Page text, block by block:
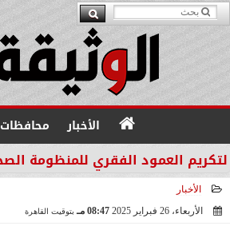
الأخبار محافظات
الفقري للمنظومة الصحية؟
الأخبار
الأربعاء، 26 فبراير 2025
08:47 مـ بتوقيت القاهرة